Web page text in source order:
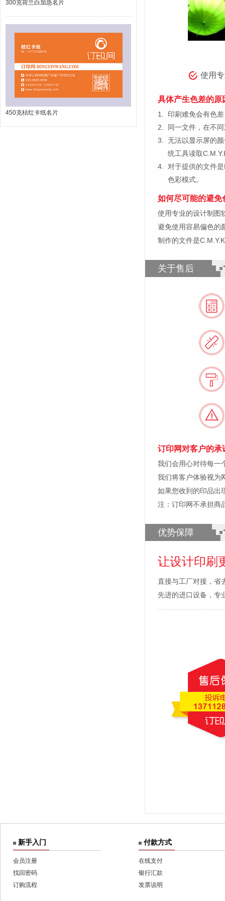
300克荷兰白加急名片
450克桔红卡纸名片
使用
具体产生色差的原
1.
印刷难免会有色
2.
同一文件，在不
3.
无法以显示屏的
统工具读取
4.
对于提供的文件
色彩模式。
如何尽可能的避免
使用专业的设计制图
避免使用容易偏色的
制作的文件是
关于售后
订印网对客户的承
我们会用心对待每一
我们将客户体验视为
如果您收到的印品出
注：订印网不承担商
优势保障
让设计印刷
直接与工厂对接，省
先进的进口设备，专
新手入门
会员注册
找回密码
订购流程
付款方式
在线支付
银行汇款
发票说明